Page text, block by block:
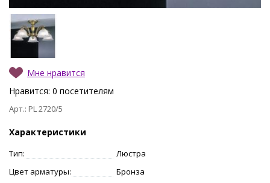
Мне нравится
Нравится: 0 посетителям
Арт.: PL 2720/5
Характеристики
Тип:
Люстра
Цвет арматуры:
Бронза